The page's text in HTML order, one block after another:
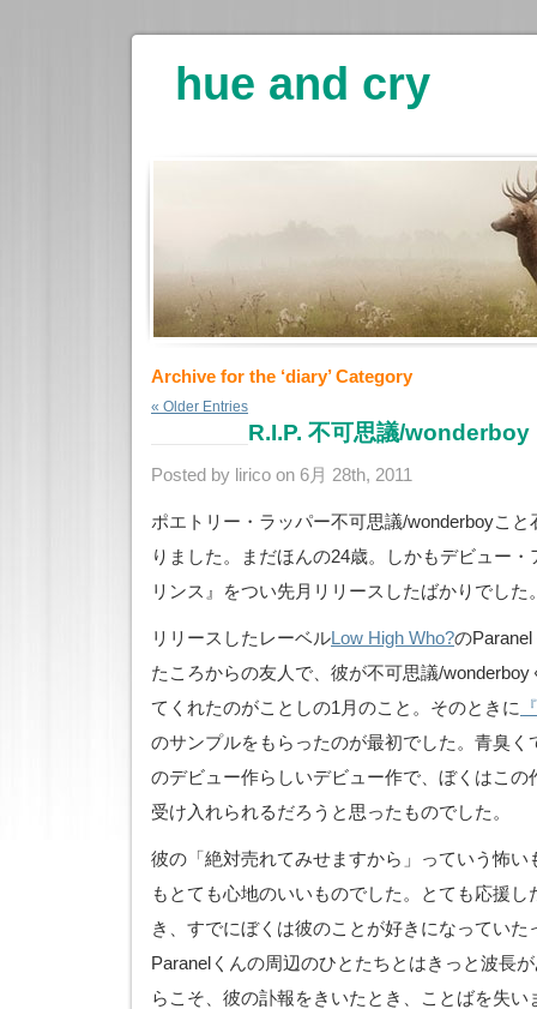
hue and cry
Archive for the ‘diary’ Category
« Older Entries
R.I.P. 不可思議/wonderboy
Posted by lirico on 6月 28th, 2011
ポエトリー・ラッパー不可思議/wonderboyこ
りました。まだほんの24歳。しかもデビュー
リンス』をつい先月リリースしたばかりでした
リリースしたレーベルLow High Who?の
たころからの友人で、彼が不可思議/
てくれたのがことしの1月のこと。そのときに
のサンプルをもらったのが最初でした。青臭く
のデビュー作らしいデビュー作で、ぼくはこの
受け入れられるだろうと思ったものでした。
彼の「絶対売れてみせますから」っていう怖い
もとても心地のいいものでした。とても応援
き、すでにぼくは彼のことが好きになってい
Paranelくんの周辺のひとたちとはきっと波長
らこそ、彼の訃報をきいたとき、ことばを失